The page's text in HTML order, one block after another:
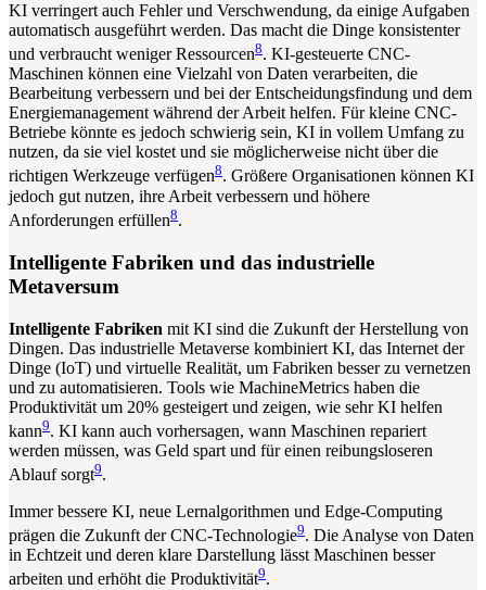
KI verringert auch Fehler und Verschwendung, da einige Aufgaben
automatisch ausgeführt werden. Das macht die Dinge konsistenter
und verbraucht weniger Ressourcen8. KI-gesteuerte CNC-
Maschinen können eine Vielzahl von Daten verarbeiten, die
Bearbeitung verbessern und bei der Entscheidungsfindung und dem
Energiemanagement während der Arbeit helfen. Für kleine CNC-
Betriebe könnte es jedoch schwierig sein, KI in vollem Umfang zu
nutzen, da sie viel kostet und sie möglicherweise nicht über die
richtigen Werkzeuge verfügen8. Größere Organisationen können KI
jedoch gut nutzen, ihre Arbeit verbessern und höhere
Anforderungen erfüllen8.
Intelligente Fabriken und das industrielle
Metaversum
Intelligente Fabriken mit KI sind die Zukunft der Herstellung von
Dingen. Das industrielle Metaverse kombiniert KI, das Internet der
Dinge (IoT) und virtuelle Realität, um Fabriken besser zu vernetzen
und zu automatisieren. Tools wie MachineMetrics haben die
Produktivität um 20% gesteigert und zeigen, wie sehr KI helfen
kann9. KI kann auch vorhersagen, wann Maschinen repariert
werden müssen, was Geld spart und für einen reibungsloseren
Ablauf sorgt9.
Immer bessere KI, neue Lernalgorithmen und Edge-Computing
prägen die Zukunft der CNC-Technologie9. Die Analyse von Daten
in Echtzeit und deren klare Darstellung lässt Maschinen besser
arbeiten und erhöht die Produktivität9.